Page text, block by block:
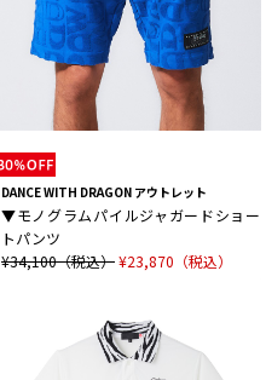
DANCE WITH DRAGON アウトレット
▼モノグラムパイルジャガードショー
トパンツ
¥34,100（税込）¥23,870（税込）